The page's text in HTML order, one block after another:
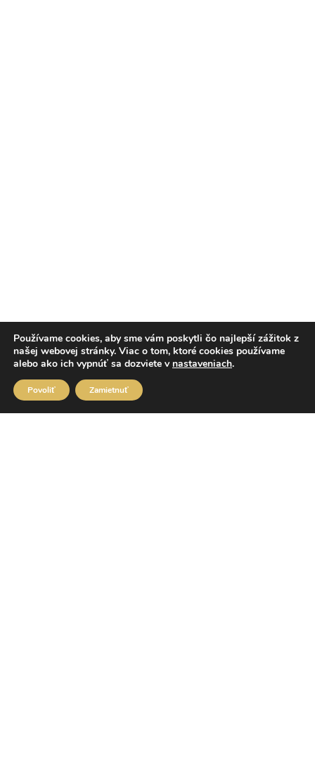
Používame cookies, aby sme vám poskytli čo najlepší zážitok z
našej webovej stránky. Viac o tom, ktoré cookies používame
alebo ako ich vypnúť sa dozviete v nastaveniach.
Povoliť Zamietnuť